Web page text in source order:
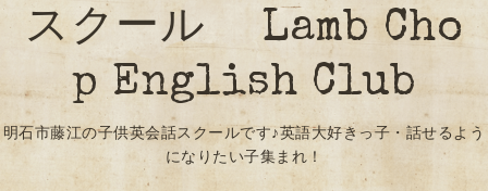
スクール Lamb Cho
p English Club
明石市藤江の子供英会話スクールです♪英語大好きっ子・話せるよう
になりたい子集まれ！